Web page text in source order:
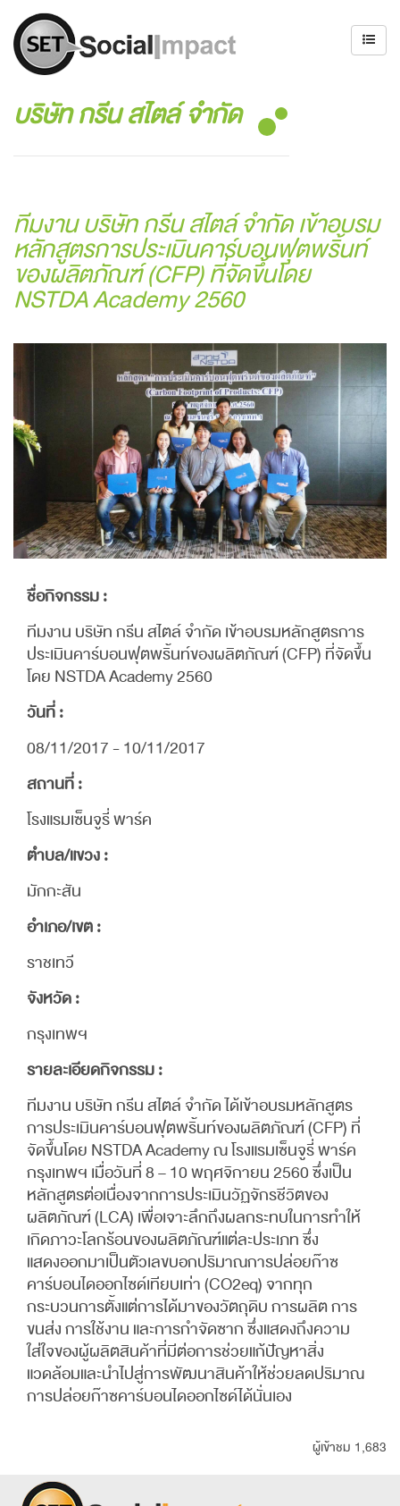
บริษัท กรีน สไตล์ จำกัด
ทีมงาน บริษัท กรีน สไตล์ จำกัด เข้าอบรม
หลักสูตรการประเมินคาร์บอนฟุตพริ้นท์
ของผลิตภัณฑ์ (CFP) ที่จัดขึ้นโดย
NSTDA Academy 2560
ชื่อกิจกรรม :
ทีมงาน บริษัท กรีน สไตล์ จำกัด เข้าอบรมหลักสูตรการ
ประเมินคาร์บอนฟุตพริ้นท์ของผลิตภัณฑ์ (CFP) ที่จัดขึ้น
โดย NSTDA Academy 2560
วันที่ :
08/11/2017 - 10/11/2017
สถานที่ :
โรงแรมเซ็นจูรี่ พาร์ค
ตำบล/แขวง :
มักกะสัน
อำเภอ/เขต :
ราชเทวี
จังหวัด :
กรุงเทพฯ
รายละเอียดกิจกรรม :
ทีมงาน บริษัท กรีน สไตล์ จำกัด ได้เข้าอบรมหลักสูตร
การประเมินคาร์บอนฟุตพริ้นท์ของผลิตภัณฑ์ (CFP) ที่
จัดขึ้นโดย NSTDA Academy ณ โรงแรมเซ็นจูรี่ พาร์ค
กรุงเทพฯ เมื่อวันที่ 8 – 10 พฤศจิกายน 2560 ซึ่งเป็น
หลักสูตรต่อเนื่องจากการประเมินวัฏจักรชีวิตของ
ผลิตภัณฑ์ (LCA) เพื่อเจาะลึกถึงผลกระทบในการทำให้
เกิดภาวะโลกร้อนของผลิตภัณฑ์แต่ละประเภท ซึ่ง
แสดงออกมาเป็นตัวเลขบอกปริมาณการปล่อยก๊าซ
คาร์บอนไดออกไซด์เทียบเท่า (CO2eq) จากทุก
กระบวนการตั้งแต่การได้มาของวัตถุดิบ การผลิต การ
ขนส่ง การใช้งาน และการกำจัดซาก ซึ่งแสดงถึงความ
ใส่ใจของผู้ผลิตสินค้าที่มีต่อการช่วยแก้ปัญหาสิ่ง
แวดล้อมและนำไปสู่การพัฒนาสินค้าให้ช่วยลดปริมาณ
การปล่อยก๊าซคาร์บอนไดออกไซด์ได้นั่นเอง
ผู้เข้าชม 1,683